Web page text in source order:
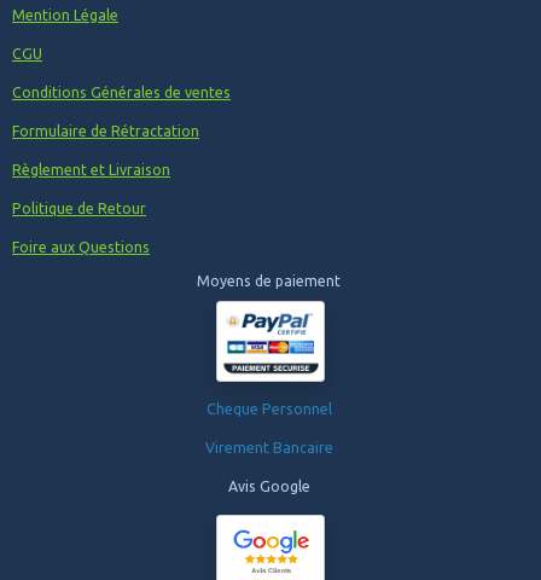
Mention Légale
CGU
Conditions Générales de ventes
Formulaire de Rétractation
Règlement et Livraison
Politique de Retour
Foire aux Questions
Moyens de paiement
Cheque Personnel
Virement Bancaire
Avis Google